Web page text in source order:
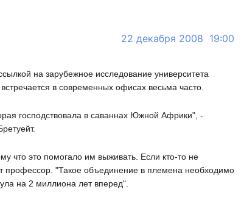
22 декабря 2008 19:00
на зарубежное исследование университета
в современных офисах весьма часто.
господствовала в саваннах Южной Африки", -
что это помогало им выживать. Если кто-то не
профессор. "Такое объединение в племена необходимо
на 2 миллиона лет вперед".